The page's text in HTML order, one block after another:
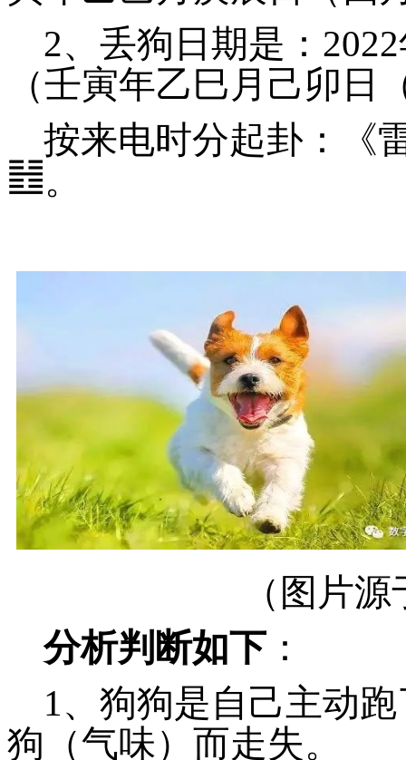
2、丢狗日期是：
（壬寅年乙巳月己卯
按来电时分起卦：《
䷲。
（图片
分析判断如下 ：
1、狗狗是自己主动
狗（气味）而走失。